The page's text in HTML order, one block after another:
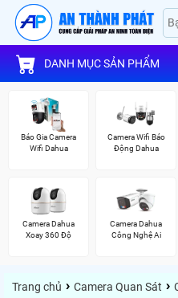
DANH MỤC SẢN PHẨM
Báo Gia Camera
Wifi Dahua
Camera Wifi Báo
Động Dahua
Camera Dahua
Xoay 360 Độ
Camera Dahua
Công Nghệ Ai
Trang chủ › Camera Quan Sát ›